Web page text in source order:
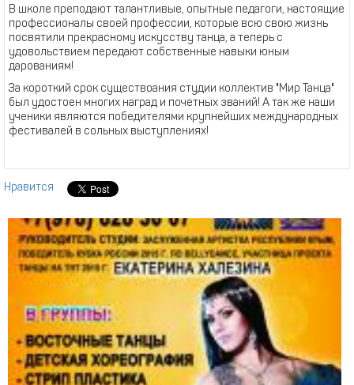
В школе преподают талантливые, опытные педагоги, настоящие
профессионалы своей профессии, которые всю свою жизнь
посвятили прекрасному искусству танца, а теперь с
удовольствием передают собственные навыки юным
дарованиям!
За короткий срок существоания студии коллектив "Мир Танца"
был удостоен многих наград и почетных званий! А так же наши
ученики являются победителями крупнейших международных
фестивалей в сольных выступлениях!
Нравится